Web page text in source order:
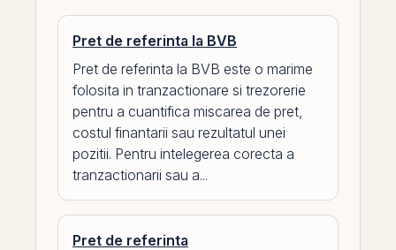
Pret de referinta la BVB
Pret de referinta la BVB este o marime
folosita in tranzactionare si trezorerie
pentru a cuantifica miscarea de pret,
costul finantarii sau rezultatul unei
pozitii. Pentru intelegerea corecta a
tranzactionarii sau a...
Pret de referinta